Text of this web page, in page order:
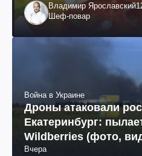
Владимир Ярославский
Шеф-повар
Война в Украине
Дроны атаковали
Екатеринбург:
Wildberries (фото,
Вчера